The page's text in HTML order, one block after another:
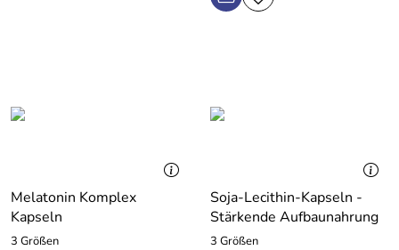
Melatonin Komplex
Kapseln
3 Größen
Soja-Lecithin-Kapseln -
Stärkende Aufbaunahrung
3 Größen